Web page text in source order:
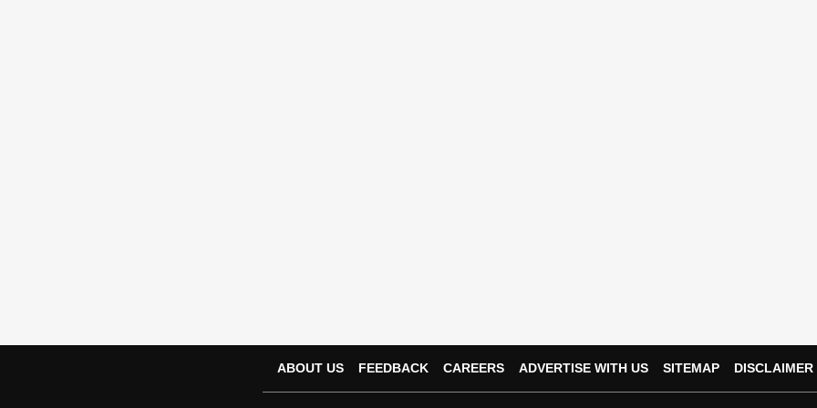
ABOUT US FEEDBACK CAREERS ADVERTISE WITH US SITEMAP DISCLAIMER